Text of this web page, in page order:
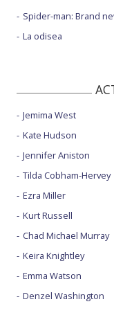
Spider-man: Brand
La odisea
Jemima West
Kate Hudson
Jennifer Aniston
Tilda Cobham-Hervey
Ezra Miller
Kurt Russell
Chad Michael Murray
Keira Knightley
Emma Watson
Denzel Washington